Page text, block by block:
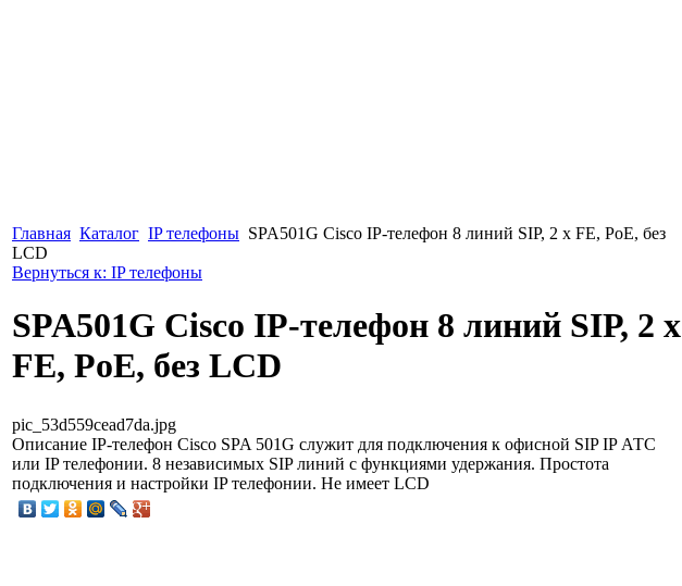
Главная Каталог IP телефоны SPA501G Cisco IP-телефон 8 линий SIР, 2 x FE, PoE, без
LCD
Вернуться к: IP телефоны
SPA501G Cisco IP-телефон 8 линий SIР, 2 x
FE, PoE, без LCD
pic_53d559cead7da.jpg
Описание IP-телефон Cisco SPA 501G служит для подключения к офисной SIP IP АТС
или IP телефонии. 8 независимых SIP линий с функциями удержания. Простота
подключения и настройки IP телефонии. Не имеет LCD